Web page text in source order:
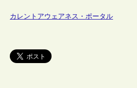
カレントアウェアネス・ポータル